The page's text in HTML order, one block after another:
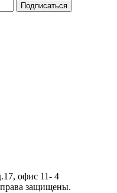
офис 11- 4
защищены.